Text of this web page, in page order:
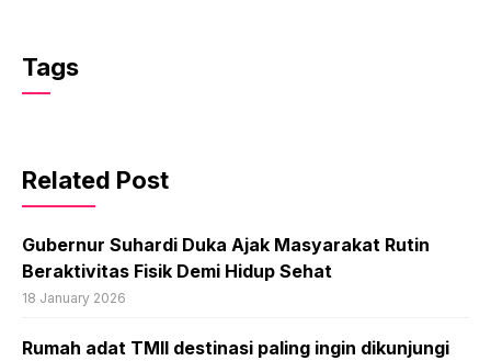
Tags
Related Post
Gubernur Suhardi Duka Ajak Masyarakat Rutin
Beraktivitas Fisik Demi Hidup Sehat
18 January 2026
Rumah adat TMII destinasi paling ingin dikunjungi